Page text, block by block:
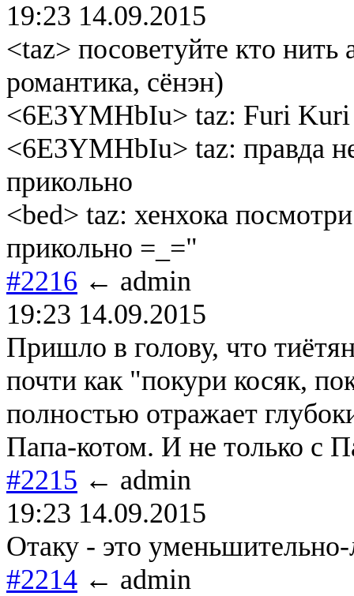
19:23 14.09.2015
<taz> посоветуйте кто
романтика, сёнэн)
<6E3YMHbIu> taz: Furi Kuri
<6E3YMHbIu> taz: правда
прикольно
<bed> taz: хенхока
прикольно =_="
#2216 ← admin
19:23 14.09.2015
Пришло в голову, что
почти как "покури косяк,
полностью отражает
Папа-котом. И не только с
#2215 ← admin
19:23 14.09.2015
Отаку - это уменьшительно-
#2214 ← admin